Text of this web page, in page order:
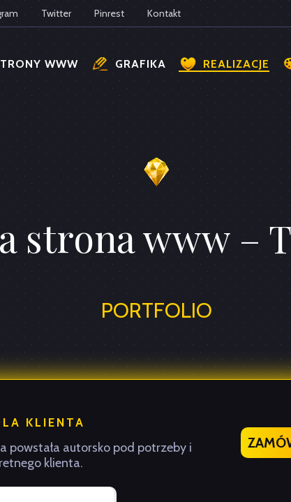
WWW GRAFIKA REALIZACJE
Twitter Pinrest Kontakt
strona www –
PORTFOLIO
KLIENTA
powstała autorsko pod potrzeby i
klienta.